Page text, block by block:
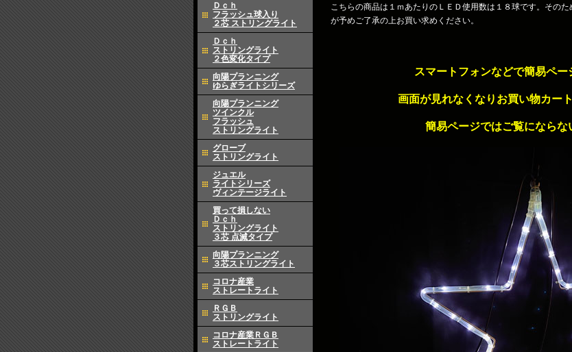
Ｄｃｈ
フラッシュ球入り
２芯 ストリングライト
Ｄｃｈ
ストリングライト
２色変化タイプ
向陽プランニング
ゆらぎライトシリーズ
向陽プランニング
ツインクル
フラッシュ
ストリングライト
グローブ
ストリングライト
ジュエル
ライトシリーズ
ヴィンテージライト
買って損しない
Ｄｃｈ
ストリングライト
３芯 点滅タイプ
向陽プランニング
３芯ストリングライト
コロナ産業
ストレートライト
ＲＧＢ
ストリングライト
コロナ産業ＲＧＢ
ストレートライト
こちらの商品は１ｍあたりのＬＥＤ使用数は１８球です。その
が予めご了承の上お買い求めください。
スマートフォンなどで簡易ペー
画面が見れなくなりお買い物カー
簡易ページではご覧にならな